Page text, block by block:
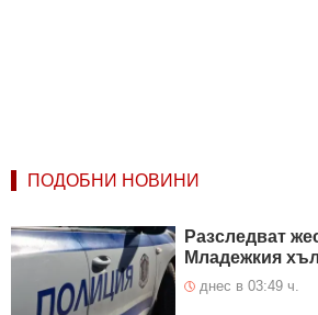
ПОДОБНИ НОВИНИ
Разследват
Младежкия
днес в 03:49 ч.